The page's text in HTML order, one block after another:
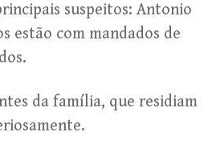
suspeitos: Antonio
estão com mandados de
da família, que residiam